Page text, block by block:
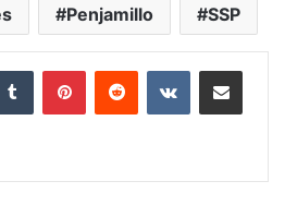
Penjamillo SSP
Tumblr PinterestReddit VKontakteCompartir por